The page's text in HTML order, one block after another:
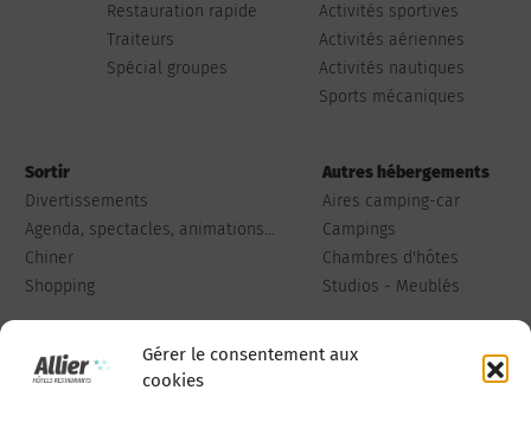
Gérer le consentement aux
cookies
Restauration rapide
Traiteurs
Spécial groupes
Activités sportives
Activités aériennes
Activités nautiques
Sports mécaniques
Sortir
Divertissements
Agenda, spectacles, animations...
Chiner
Shopping
Autres hébergements
Aires camping-car
Campings
Chambres d'hôtes
Studios - Meublés